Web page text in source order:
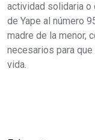
actividad solidaria o
de Yape al número
madre de la menor,
necesarios para
vida.